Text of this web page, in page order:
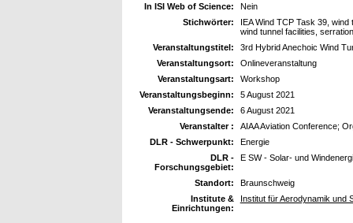
In ISI Web of Science:
Nein
Stichwörter:
IEA Wind TCP Task 39,
wind tunnel facilities,
Veranstaltungstitel:
3rd Hybrid Anechoic Wind
Veranstaltungsort:
Onlineveranstaltung
Veranstaltungsart:
Workshop
Veranstaltungsbeginn:
5 August 2021
Veranstaltungsende:
6 August 2021
Veranstalter :
AIAA Aviation Conference;
DLR - Schwerpunkt:
Energie
DLR -
Forschungsgebiet:
E SW - Solar- und
Standort:
Braunschweig
Institute &
Einrichtungen:
Institut für Aerodynamik und